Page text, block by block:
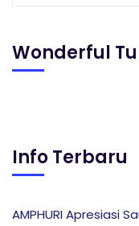
Wonderful
Info Terbaru
AMPHURI Apresiasi